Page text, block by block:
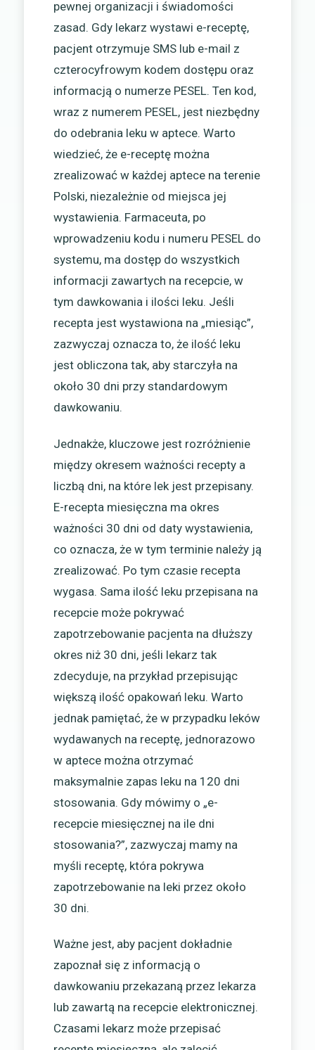
pewnej organizacji i świadomości
zasad. Gdy lekarz wystawi e-receptę,
pacjent otrzymuje SMS lub e-mail z
czterocyfrowym kodem dostępu oraz
informacją o numerze PESEL. Ten kod,
wraz z numerem PESEL, jest niezbędny
do odebrania leku w aptece. Warto
wiedzieć, że e-receptę można
zrealizować w każdej aptece na terenie
Polski, niezależnie od miejsca jej
wystawienia. Farmaceuta, po
wprowadzeniu kodu i numeru PESEL do
systemu, ma dostęp do wszystkich
informacji zawartych na recepcie, w
tym dawkowania i ilości leku. Jeśli
recepta jest wystawiona na „miesiąc”,
zazwyczaj oznacza to, że ilość leku
jest obliczona tak, aby starczyła na
około 30 dni przy standardowym
dawkowaniu.
Jednakże, kluczowe jest rozróżnienie
między okresem ważności recepty a
liczbą dni, na które lek jest przepisany.
E-recepta miesięczna ma okres
ważności 30 dni od daty wystawienia,
co oznacza, że w tym terminie należy ją
zrealizować. Po tym czasie recepta
wygasa. Sama ilość leku przepisana na
recepcie może pokrywać
zapotrzebowanie pacjenta na dłuższy
okres niż 30 dni, jeśli lekarz tak
zdecyduje, na przykład przepisując
większą ilość opakowań leku. Warto
jednak pamiętać, że w przypadku leków
wydawanych na receptę, jednorazowo
w aptece można otrzymać
maksymalnie zapas leku na 120 dni
stosowania. Gdy mówimy o „e-
recepcie miesięcznej na ile dni
stosowania?”, zazwyczaj mamy na
myśli receptę, która pokrywa
zapotrzebowanie na leki przez około
30 dni.
Ważne jest, aby pacjent dokładnie
zapoznał się z informacją o
dawkowaniu przekazaną przez lekarza
lub zawartą na recepcie elektronicznej.
Czasami lekarz może przepisać